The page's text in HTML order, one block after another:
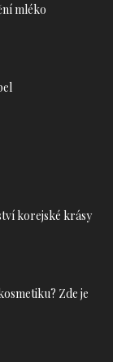
mléko
korejské krásy
Zde je